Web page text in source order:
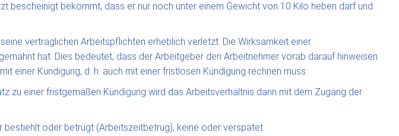
bescheinigt bekommt, dass er nur noch unter einem Gewicht von 10 Kilo heben darf und
vertraglichen Arbeitspflichten erheblich verletzt. Die Wirksamkeit einer
hat. Dies bedeutet, dass der Arbeitgeber den Arbeitnehmer vorab darauf hinweisen
einer Kündigung, d. h. auch mit einer fristlosen Kündigung rechnen muss.
zu einer fristgemäßen Kündigung wird das Arbeitsverhältnis dann mit dem Zugang der
bestiehlt oder betrügt (Arbeitszeitbetrug), keine oder verspätet